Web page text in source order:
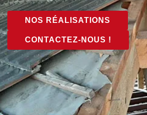
NOS RÉALISATIONS
CONTACTEZ-NOUS !